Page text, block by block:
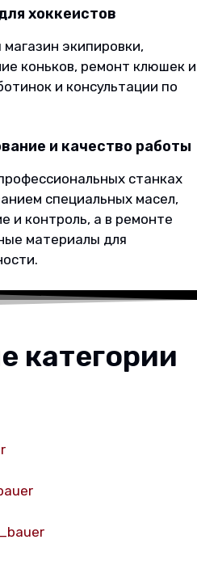
хоккеистов
экипировки,
коньков, ремонт клюшек и
и консультации по
и качество работы
станках
специальных масел,
и контроль, а в ремонте
материалы для
категории